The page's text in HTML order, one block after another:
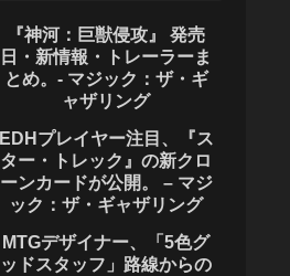
『神河：巨獣侵攻』 発売
日・新情報・トレーラーま
とめ。- マジック：ザ・ギ
ャザリング
EDHプレイヤー注目、『ス
ター・トレック』の新クロ
ーンカードが公開。 – マジ
ック：ザ・ギャザリング
MTGデザイナー、「5色グ
ッドスタッフ」路線からの